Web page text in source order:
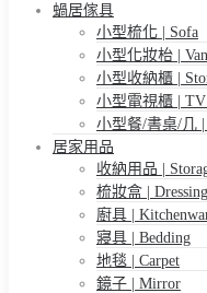
蝸居傢具
小型梳化 | Sofa
小型化妝枱 |
小型收納櫃 |
小型電視櫃 | TV
小型餐/書桌/几 |
居家用品
收納用品 |
梳妝盒 |
廚具 |
寢具 | Bedding
地毯 | Carpet
鏡子 | Mirror